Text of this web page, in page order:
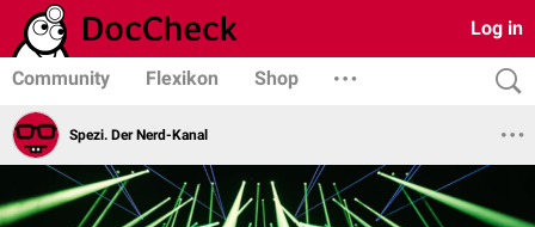
Log in
Community Flexikon Shop
Spezi. Der Nerd-Kanal